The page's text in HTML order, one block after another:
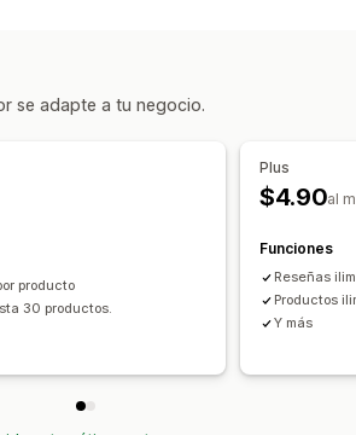
se adapte a tu negocio.
producto
30 productos.
Plus
$4.90al
Funciones
Reseñas
Productos
Y más